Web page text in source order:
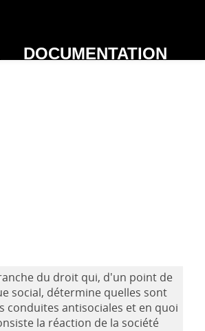
DOCUMENTATION
du droit qui, d'un point de
social, détermine quelles sont
conduites antisociales et en quoi
la réaction de la société